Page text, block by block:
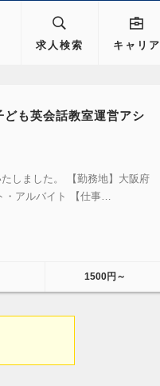
求人検索 キャリア
も英会話教室運営アシ
しました。 【勤務地】大阪府
・アルバイト 【仕事…
1500円～